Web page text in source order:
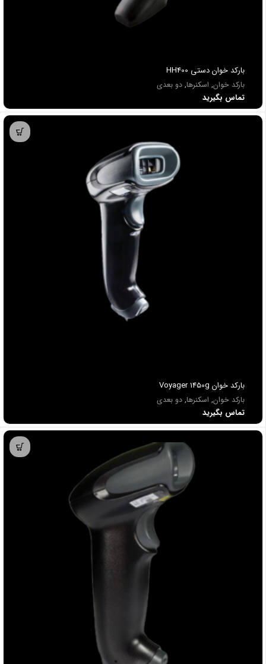
باركد خوان دستي HH400
بارکد خوان, اسکنرها, دو بعدی
تماس بگیرید
باركد خوان Voyager 1450g
بارکد خوان, اسکنرها, دو بعدی
تماس بگیرید